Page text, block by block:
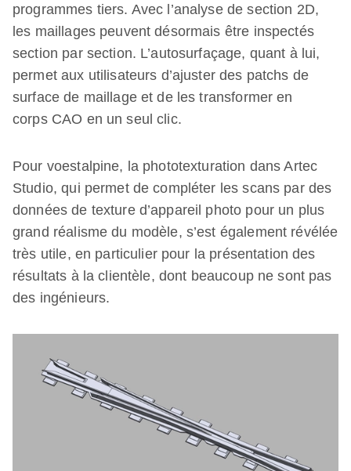
programmes tiers. Avec l’analyse de section 2D,
les maillages peuvent désormais être inspectés
section par section. L’autosurfaçage, quant à lui,
permet aux utilisateurs d’ajuster des patchs de
surface de maillage et de les transformer en
corps CAO en un seul clic.
Pour voestalpine, la phototexturation dans Artec
Studio, qui permet de compléter les scans par des
données de texture d’appareil photo pour un plus
grand réalisme du modèle, s’est également révélée
très utile, en particulier pour la présentation des
résultats à la clientèle, dont beaucoup ne sont pas
des ingénieurs.